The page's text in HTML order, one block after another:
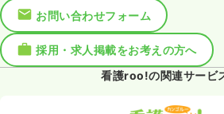
お問い合わせフォーム
採用・求人掲載をお考えの方へ
看護roo!の関連サービ